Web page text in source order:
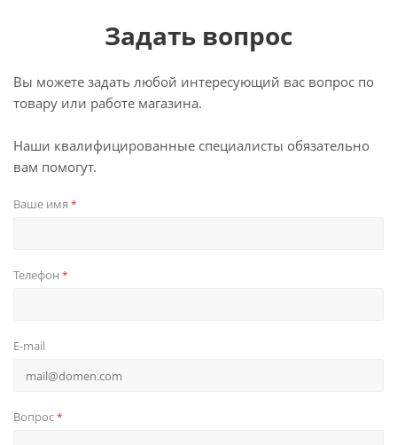
Задать вопрос
Вы можете задать любой интересующий вас вопрос по
товару или работе магазина.
Наши квалифицированные специалисты обязательно
вам помогут.
Ваше имя *
Телефон *
E-mail
Вопрос*